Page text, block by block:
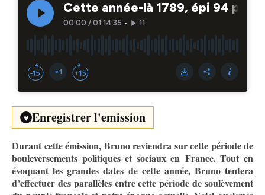
♥ Enregistrer l'emission
Durant cette émission, Bruno reviendra sur cette période de
bouleversements politiques et sociaux en France. Tout en
évoquant les grandes dates de cette année, Bruno tentera
d’effectuer des parallèles entre cette période de soulèvement